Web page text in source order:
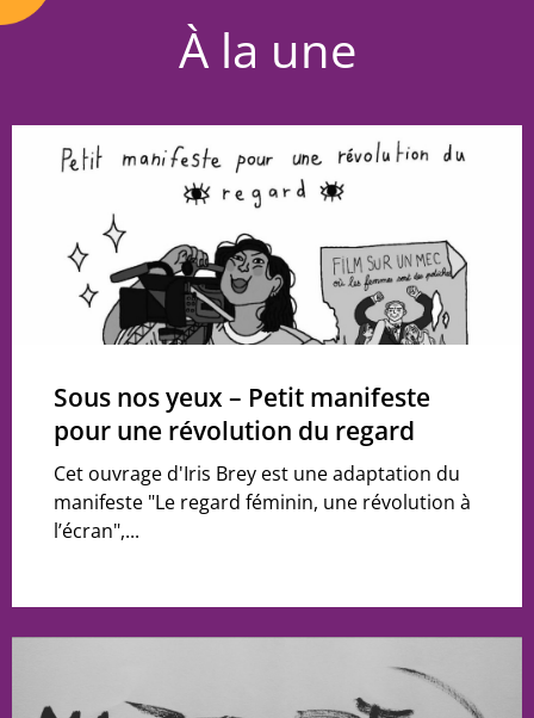
À la une
Sous nos yeux – Petit manifeste
pour une révolution du regard
Cet ouvrage d'Iris Brey est une adaptation du
manifeste "Le regard féminin, une révolution à
l’écran",...